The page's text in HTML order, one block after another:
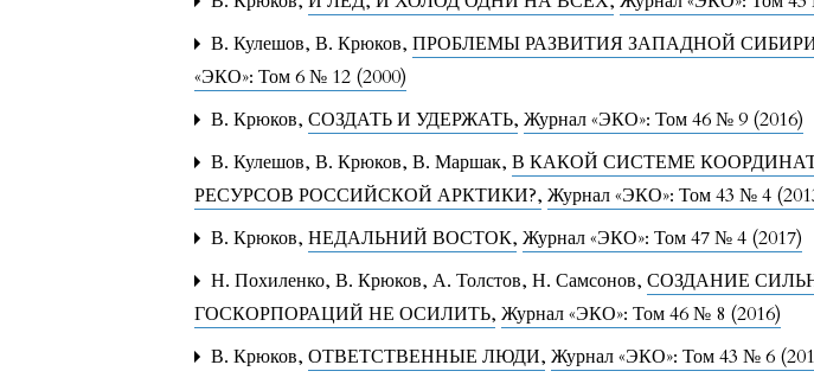
В. Кулешов, В. Крюков,ПРОБЛЕМЫ РАЗВИТИЯ ЗАПАДНОЙ
«ЭКО»: Том 6 № 12 (2000)
В. Крюков,СОЗДАТЬ И УДЕРЖАТЬ,Журнал «ЭКО»: Том 46 № 9 (2016)
В. Кулешов, В. Крюков, В. Маршак,В КАКОЙ СИСТЕМЕ
РЕСУРСОВ РОССИЙСКОЙ АРКТИКИ?,Журнал «ЭКО»: Том 43 № 4
В. Крюков,НЕДАЛЬНИЙ ВОСТОК,Журнал «ЭКО»: Том 47 № 4 (2017)
Н. Похиленко, В. Крюков, А. Толстов, Н. Самсонов,СОЗДАНИЕ
ГОСКОРПОРАЦИЙ НЕ ОСИЛИТЬ,Журнал «ЭКО»: Том 46 № 8 (2016)
В. Крюков,ОТВЕТСТВЕННЫЕ ЛЮДИ,Журнал «ЭКО»: Том 43 № 6